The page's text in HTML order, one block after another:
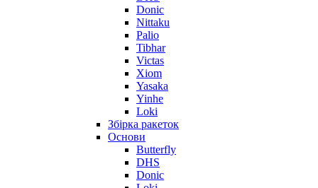
Donic
Nittaku
Palio
Tibhar
Victas
Xiom
Yasaka
Yinhe
Loki
Збірка ракеток
Основи
Butterfly
DHS
Donic